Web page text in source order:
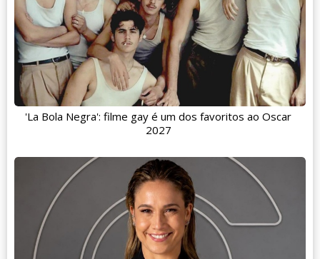
'La Bola Negra': filme gay é um dos favoritos ao Oscar
2027